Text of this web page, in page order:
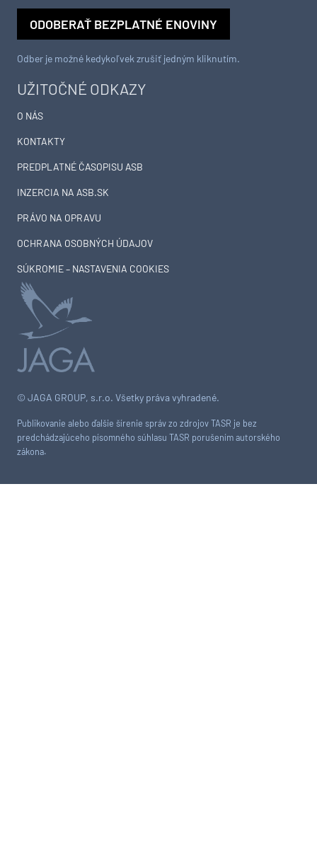
© JAGA GROUP, s.r.o. Všetky práva vyhradené.
Publikovanie alebo ďalšie šírenie správ zo zdrojov TASR je bez
predchádzajúceho písomného súhlasu TASR porušením autorského
zákona.
UŽITOČNÉ ODKAZY
O NÁS
KONTAKTY
PREDPLATNÉ ČASOPISU ASB
INZERCIA NA ASB.SK
PRÁVO NA OPRAVU
OCHRANA OSOBNÝCH ÚDAJOV
SÚKROMIE – NASTAVENIA COOKIES
ODOBERAŤ BEZPLATNÉ ENOVINY
Odber je možné kedykoľvek zrušiť jedným kliknutím.